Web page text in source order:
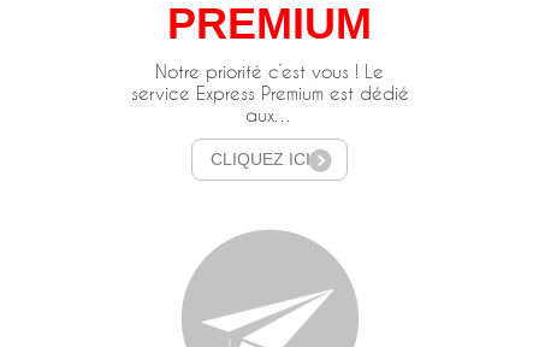
PREMIUM
Notre priorité c’est vous ! Le
service Express Premium est dédié
aux…
CLIQUEZ ICI